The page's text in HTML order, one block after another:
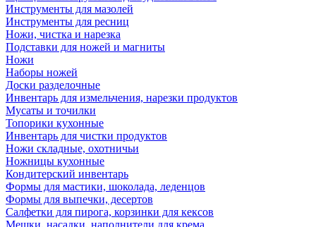
Инструменты для мазолей
Инструменты для ресниц
Ножи, чистка и нарезка
Подставки для ножей и магниты
Ножи
Наборы ножей
Доски разделочные
Инвентарь для измельчения, нарезки продуктов
Мусаты и точилки
Топорики кухонные
Инвентарь для чистки продуктов
Ножи складные, охотничьи
Ножницы кухонные
Кондитерский инвентарь
Формы для мастики, шоколада, леденцов
Формы для выпечки, десертов
Салфетки для пирога, корзинки для кексов
Мешки, насадки, наполнители для крема